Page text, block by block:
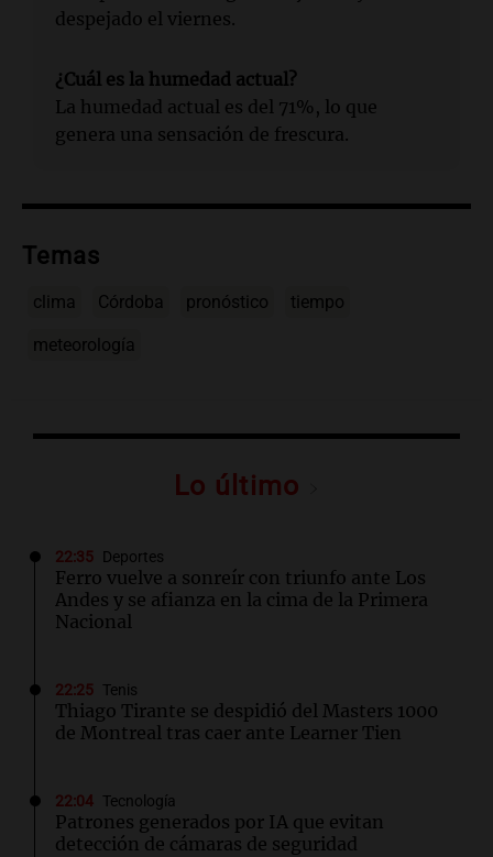
despejado el viernes.
¿Cuál es la humedad actual?
La humedad actual es del 71%, lo que
genera una sensación de frescura.
Temas
clima Córdoba pronóstico tiempo
meteorología
Lo último
22:35 Deportes
Ferro vuelve a sonreír con triunfo ante Los
Andes y se afianza en la cima de la Primera
Nacional
22:25 Tenis
Thiago Tirante se despidió del Masters 1000
de Montreal tras caer ante Learner Tien
22:04 Tecnología
Patrones generados por IA que evitan
detección de cámaras de seguridad